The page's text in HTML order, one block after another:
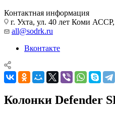
Контактная информация
г. Ухта, ул. 40 лет Коми
all@sodrk.ru
Вконтакте
Колонки Defender